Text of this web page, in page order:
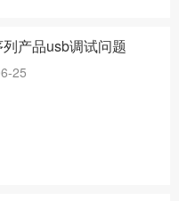
产品usb调试问题
25